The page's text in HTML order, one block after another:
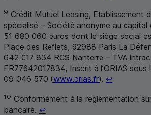
9 Crédit Mutuel Leasing, Etablissement
spécialisé – Société anonyme au capital
51 680 060 euros dont le siège social
Place des Reflets, 92988 Paris La
642 017 834 RCS Nanterre – TVA
FR77642017834, Inscrit à l’ORIAS sous
09 046 570 (www.orias.fr). ↩Retour au
10 Conformément à la réglementation
bancaire. ↩Retour au renvoi 10